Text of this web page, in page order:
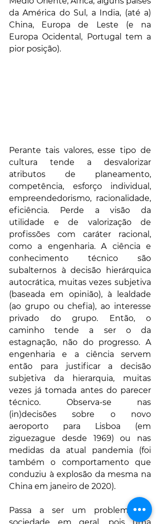
da América do Sul, a India, (até a)
China, Europa de Leste (e na
Europa Ocidental, Portugal tem a
pior posição).
Perante tais valores, esse tipo de
cultura tende a desvalorizar
atributos de planeamento,
competência, esforço individual,
empreendedorismo, racionalidade,
eficiência. Perde a visão da
utilidade e de valorização de
profissões com caráter racional,
como a engenharia. A ciência e
conhecimento técnico são
subalternos à decisão hierárquica
autocrática, muitas vezes subjetiva
(baseada em opinião), à lealdade
(ao grupo ou chefia), ao interesse
privado do grupo. Então, o
caminho tende a ser o da
estagnação, não do progresso. A
engenharia e a ciência servem
então para justificar a decisão
subjetiva da hierarquia, muitas
vezes já tomada antes do parecer
técnico. Observa-se nas
(in)decisões sobre o novo
aeroporto para Lisboa (em
ziguezague desde 1969) ou nas
medidas da atual pandemia (foi
também o comportamento que
conduziu à explosão da mesma na
China em janeiro de 2020).
Passa a ser um problema da
sociedade em geral, pois uma